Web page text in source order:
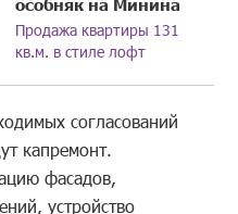
Продажа квартиры 131
кв.м. в стиле лофт
согласований
капремонт.
фасадов,
устройство